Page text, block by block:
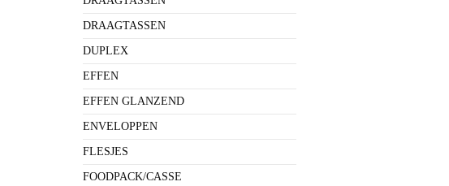
DRAAGTASSEN
DUPLEX
EFFEN
EFFEN GLANZEND
ENVELOPPEN
FLESJES
FOODPACK/CASSE